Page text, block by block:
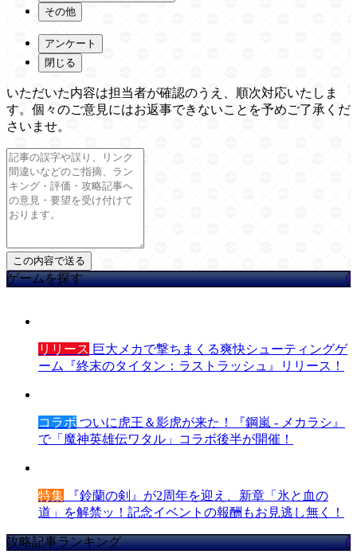
その他
アンケート
閉じる
いただいた内容は担当者が確認のうえ、順次対応いたしま
す。個々のご意見にはお返事できないことを予めご了承くだ
さいませ。
ゲームを探す
リリース 巨大メカで撃ちまくる爽快シューティングゲ
ーム『終末のタイタン：ラストラッシュ』リリース！
コラボ ついに虎王＆影虎が来た！『鋼嵐 - メカラシ』
で「魔神英雄伝ワタル」コラボ後半が開催！
特集 『鈴蘭の剣』が2周年を迎え、新章「氷と血の
道」を解禁ッ！記念イベントの報酬もお見逃し無く！
攻略記事ランキング